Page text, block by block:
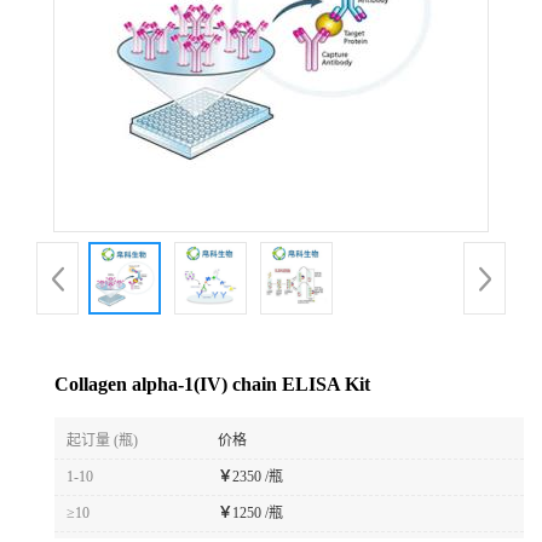
Collagen alpha-1(IV) chain ELISA Kit
起订量 (瓶) 价格
1-10 ￥2350 /瓶
≥10 ￥ 1250 /瓶